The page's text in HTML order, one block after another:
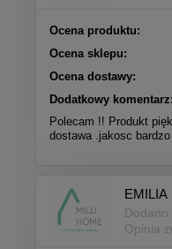
Ocena produktu:
Ocena sklepu:
Ocena dostawy:
Dodatkowy komentarz:
Polecam !! Produkt
dostawa .jakosc bardzo
EMILIA
Opinia